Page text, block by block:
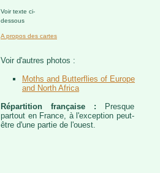
Voir texte ci-
dessous
A propos des cartes
Voir d'autres photos :
Moths and Butterflies of Europe
and North Africa
Répartition française :
Presque
partout en France, à l'exception peut-
être d'une partie de l'ouest.